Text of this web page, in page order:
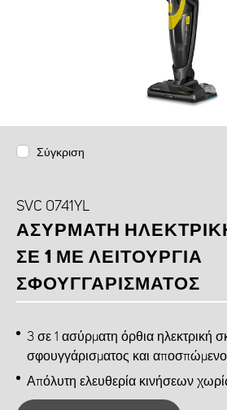
Σύγκριση
SVC 0741YL
ΑΣΎΡΜΑΤΗ
ΣΕ 1 ΜΕ ΛΕΙΤΟΥΡΓΊΑ
ΣΦΟΥΓΓΑΡΊΣΜΑΤΟΣ
3 σε 1 ασύρματη όρθια ηλεκτρική
σφουγγάρισματος και αποσπώμενο
Απόλυτη ελευθερία κινήσεων